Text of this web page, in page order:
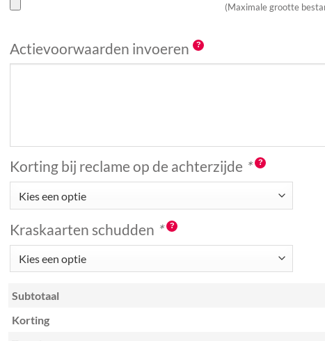
(Maximale grootte
Actievoorwaarden invoeren
Korting bij reclame op de achterzijde *
Kraskaarten schudden *
Subtotaal
Korting